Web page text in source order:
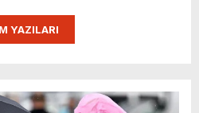
YAZILARI